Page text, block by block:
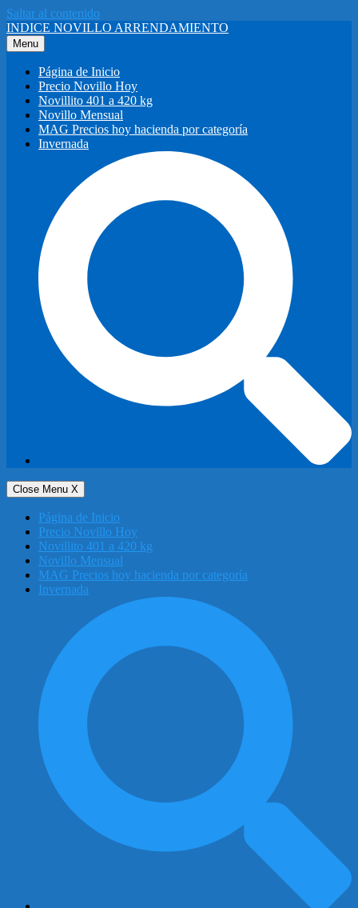
Saltar al contenido
INDICE NOVILLO ARRENDAMIENTO
Menu
Página de Inicio
Precio Novillo Hoy
Novillito 401 a 420 kg
Novillo Mensual
MAG Precios hoy hacienda por categoría
Invernada
Close Menu X
Página de Inicio
Precio Novillo Hoy
Novillito 401 a 420 kg
Novillo Mensual
MAG Precios hoy hacienda por categoría
Invernada